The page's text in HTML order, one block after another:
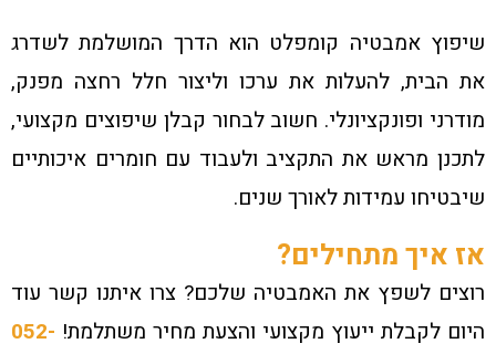
שיפוץ אמבטיה קומפלט הוא הדרך המושלמת לשדרג
את הבית, להעלות את ערכו וליצור חלל רחצה מפנק,
מודרני ופונקציונלי. חשוב לבחור קבלן שיפוצים מקצועי,
לתכנן מראש את התקציב ולעבוד עם חומרים איכותיים
שיבטיחו עמידות לאורך שנים.
אז איך מתחילים?
רוצים לשפץ את האמבטיה שלכם? צרו איתנו קשר עוד
היום לקבלת ייעוץ מקצועי והצעת מחיר משתלמת! 052-